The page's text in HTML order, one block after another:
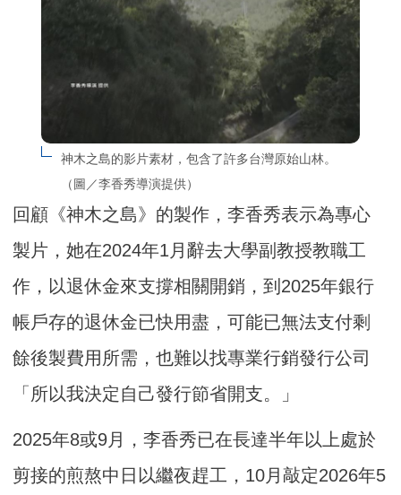
神木之島的影片素材，包含了許多台灣原始山林。
（圖／李香秀導演提供）
回顧《神木之島》的製作，李香秀表示為專心
製片，她在2024年1月辭去大學副教授教職工
作，以退休金來支撐相關開銷，到2025年銀行
帳戶存的退休金已快用盡，可能已無法支付剩
餘後製費用所需，也難以找專業行銷發行公司
「所以我決定自己發行節省開支。」
2025年8或9月，李香秀已在長達半年以上處於
剪接的煎熬中日以繼夜趕工，10月敲定2026年5